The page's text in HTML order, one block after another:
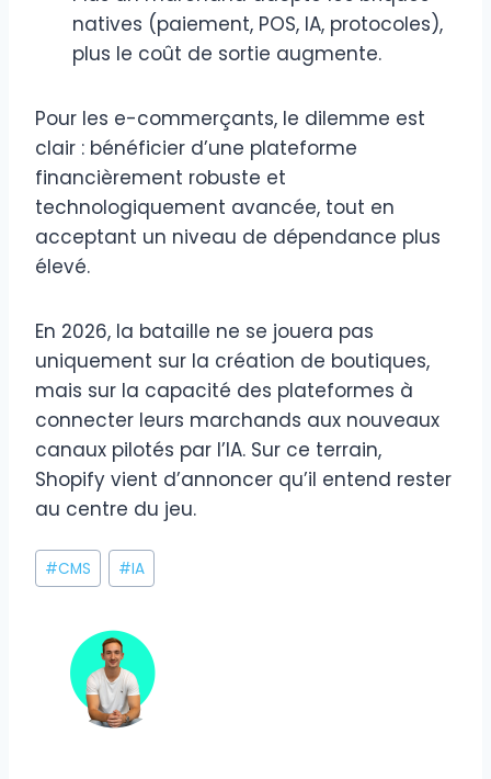
natives (paiement, POS, IA, protocoles),
plus le coût de sortie augmente.
Pour les e-commerçants, le dilemme est
clair : bénéficier d’une plateforme
financièrement robuste et
technologiquement avancée, tout en
acceptant un niveau de dépendance plus
élevé.
En 2026, la bataille ne se jouera pas
uniquement sur la création de boutiques,
mais sur la capacité des plateformes à
connecter leurs marchands aux nouveaux
canaux pilotés par l’IA. Sur ce terrain,
Shopify vient d’annoncer qu’il entend rester
au centre du jeu.
Étiquettes
de
publication :
#CMS #IA